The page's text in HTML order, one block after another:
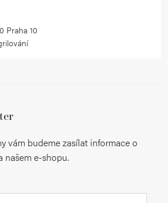
Praha 10
vám budeme zasílat informace o
našem e-shopu.